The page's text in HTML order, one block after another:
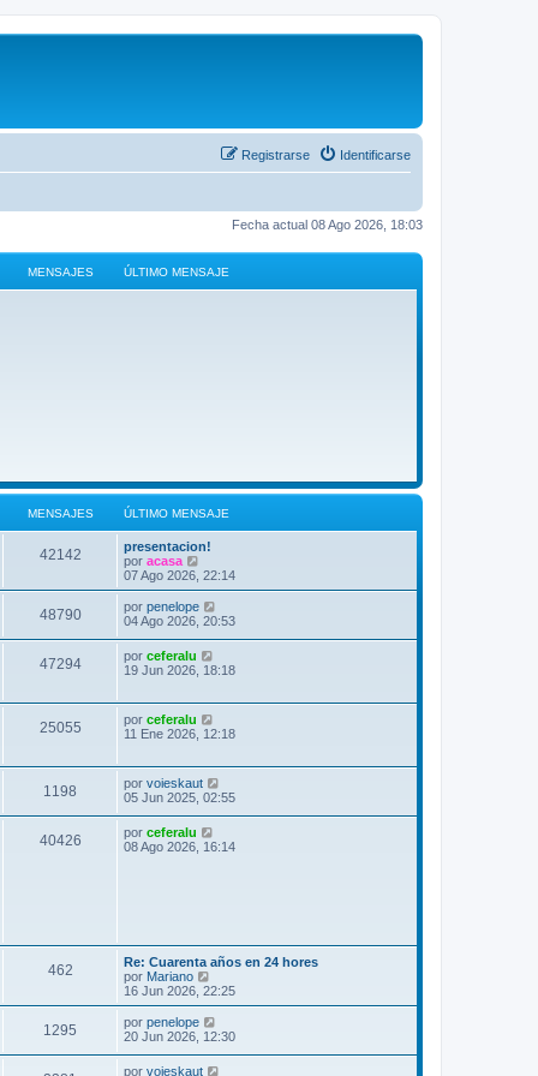
Identificarse
Registrarse
Fecha actual 08 Ago 2026, 18:03
MENSAJES ÚLTIMO MENSAJE
MENSAJES ÚLTIMO MENSAJE
42142
presentacion!
por acasa
e
r
ú
i
m
o
e
n
s
07 Ago 2026, 22:14
48790 por penelope
e
t
m
m
n
s
a
j
e
04 Ago 2026, 20:53
47294 por ceferalu
e
t
i
o
m
e
n
a
j
19 Jun 2026, 18:18
25055 por ceferalu
e
l
t
i
m
m
11 Ene 2026, 12:18
1198 por voieskaut
e
l
t
s
a
j
e
05 Jun 2025, 02:55
40426 por ceferalu
e
o
m
n
s
a
j
08 Ago 2026, 16:14
462
Re: Cuarenta años en 24 hores
por Mariano
e
r
ú
l
i
16 Jun 2026, 22:25
1295 por penelope
e
ú
20 Jun 2026, 12:30
por voieskaut